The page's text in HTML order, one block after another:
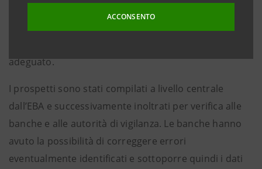
ACCONSENTO
adeguato.
I prospetti sono stati compilati a livello centrale
dall’EBA e successivamente inoltrati per verifica alle
banche e alle autorità di vigilanza. Le banche hanno
avuto la possibilità di correggere errori
eventualmente identificati e sottoporre quindi i dati